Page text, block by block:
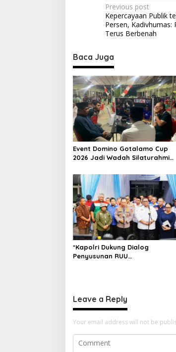
P
o
s
n
a
v
i
g
a
t
i
o
n
Previous post
Kepercayaan Publik
Persen, Kadivhumas:
Terus Berbenah
Baca Juga
Event Domino Gotalamo Cup
2026 Jadi Wadah Silaturahmi
Masyarakat Morotai
*Kapolri Dukung Dialog
Penyusunan RUU
Leave a Reply
Your email address will not be